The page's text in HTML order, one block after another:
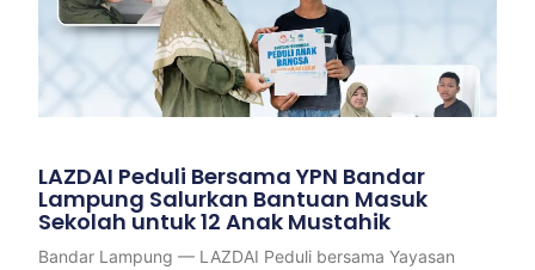
LAZDAI Peduli Bersama YPN Bandar
Lampung Salurkan Bantuan Masuk
Sekolah untuk 12 Anak Mustahik
Bandar Lampung — LAZDAI Peduli bersama Yayasan